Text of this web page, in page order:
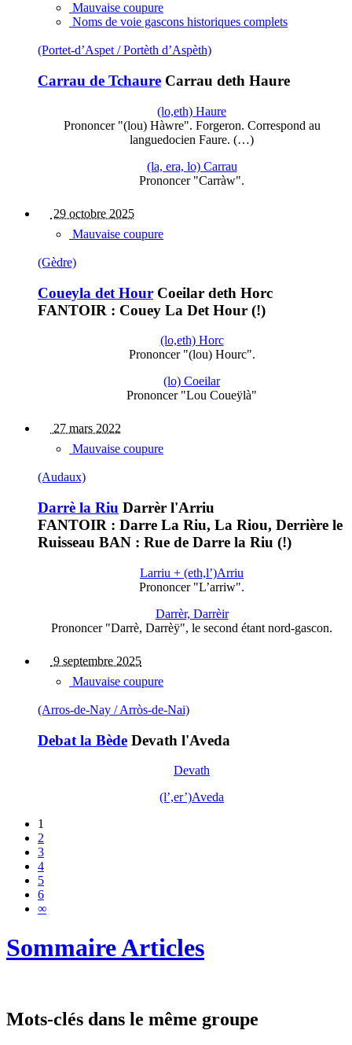
Mauvaise coupure
Noms de voie gascons historiques complets
(Portet-d’Aspet / Portèth d’Aspèth)
Carrau de Tchaure Carrau deth Haure
(lo,eth) Haure
Prononcer "(lou) Hàwre". Forgeron. Correspond au
languedocien Faure. (…)
(la, era, lo) Carrau
Prononcer "Carràw".
29 octobre 2025
Mauvaise coupure
(Gèdre)
Coueyla det Hour Coeilar deth Horc
FANTOIR : Couey La Det Hour (!)
(lo,eth) Horc
Prononcer "(lou) Hourc".
(lo) Coeilar
Prononcer "Lou Coueÿlà"
27 mars 2022
Mauvaise coupure
(Audaux)
Darrè la Riu Darrèr l'Arriu
FANTOIR : Darre La Riu, La Riou, Derrière le
Ruisseau BAN : Rue de Darre la Riu (!)
Larriu + (eth,l’)Arriu
Prononcer "L’arriw".
Darrèr, Darrèir
Prononcer "Darrè, Darrèÿ", le second étant nord-gascon.
9 septembre 2025
Mauvaise coupure
(Arros-de-Nay / Arròs-de-Nai)
Debat la Bède Devath l'Aveda
Devath
(l’,er’)Aveda
1
2
3
4
5
6
∞
Sommaire Articles
Mots-clés dans le même groupe